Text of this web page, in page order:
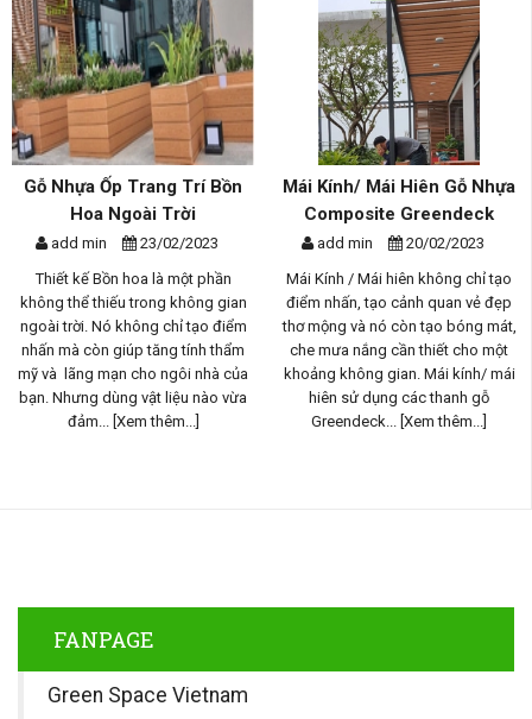
Gỗ Nhựa Ốp Trang Trí Bồn
Hoa Ngoài Trời
add min
23/02/2023
Thiết kế Bồn hoa là một phần
không thể thiếu trong không gian
ngoài trời. Nó không chỉ tạo điểm
nhấn mà còn giúp tăng tính thẩm
mỹ và lãng mạn cho ngôi nhà của
bạn. Nhưng dùng vật liệu nào vừa
đảm...
[Xem thêm...]
Mái Kính/ Mái Hiên Gỗ Nhựa
Composite Greendeck
add min
20/02/2023
Mái Kính / Mái hiên không chỉ tạo
điểm nhấn, tạo cảnh quan vẻ đẹp
thơ mộng và nó còn tạo bóng mát,
che mưa nắng cần thiết cho một
khoảng không gian. Mái kính/ mái
hiên sử dụng các thanh gỗ
Greendeck...
[Xem thêm...]
FANPAGE
Green Space Vietnam